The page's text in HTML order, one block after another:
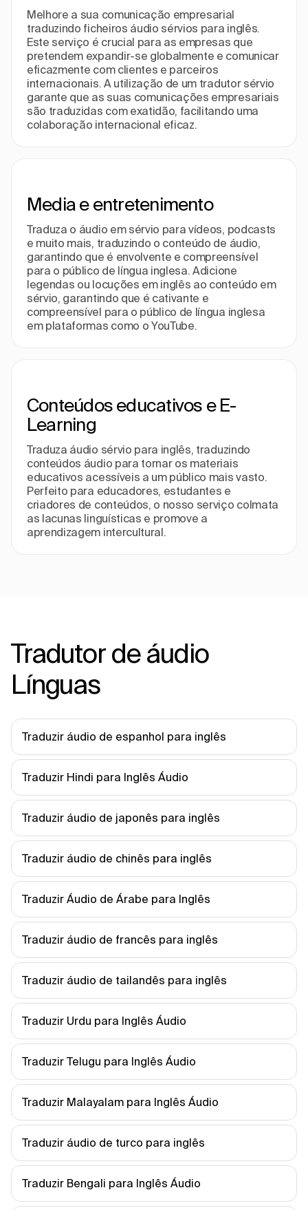
Melhore a sua comunicação empresarial
traduzindo ficheiros áudio sérvios para inglês.
Este serviço é crucial para as empresas que
pretendem expandir-se globalmente e comunicar
eficazmente com clientes e parceiros
internacionais. A utilização de um tradutor sérvio
garante que as suas comunicações empresariais
são traduzidas com exatidão, facilitando uma
colaboração internacional eficaz.
Media e entretenimento
Traduza o áudio em sérvio para vídeos, podcasts
e muito mais, traduzindo o conteúdo de áudio,
garantindo que é envolvente e compreensível
para o público de língua inglesa. Adicione
legendas ou locuções em inglês ao conteúdo em
sérvio, garantindo que é cativante e
compreensível para o público de língua inglesa
em plataformas como o YouTube.
Conteúdos educativos e E-
Learning
Traduza áudio sérvio para inglês, traduzindo
conteúdos áudio para tornar os materiais
educativos acessíveis a um público mais vasto.
Perfeito para educadores, estudantes e
criadores de conteúdos, o nosso serviço colmata
as lacunas linguísticas e promove a
aprendizagem intercultural.
Tradutor de áudio
Línguas
Traduzir áudio de espanhol para inglês
Traduzir Hindi para Inglês Áudio
Traduzir áudio de japonês para inglês
Traduzir áudio de chinês para inglês
Traduzir Áudio de Árabe para Inglês
Traduzir áudio de francês para inglês
Traduzir áudio de tailandês para inglês
Traduzir Urdu para Inglês Áudio
Traduzir Telugu para Inglês Áudio
Traduzir Malayalam para Inglês Áudio
Traduzir áudio de turco para inglês
Traduzir Bengali para Inglês Áudio